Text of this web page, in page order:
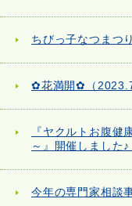
ちびっ子なつまつ
✿花満開✿（
『ヤクルトお腹健
～』開催しました
今年の専門家相談